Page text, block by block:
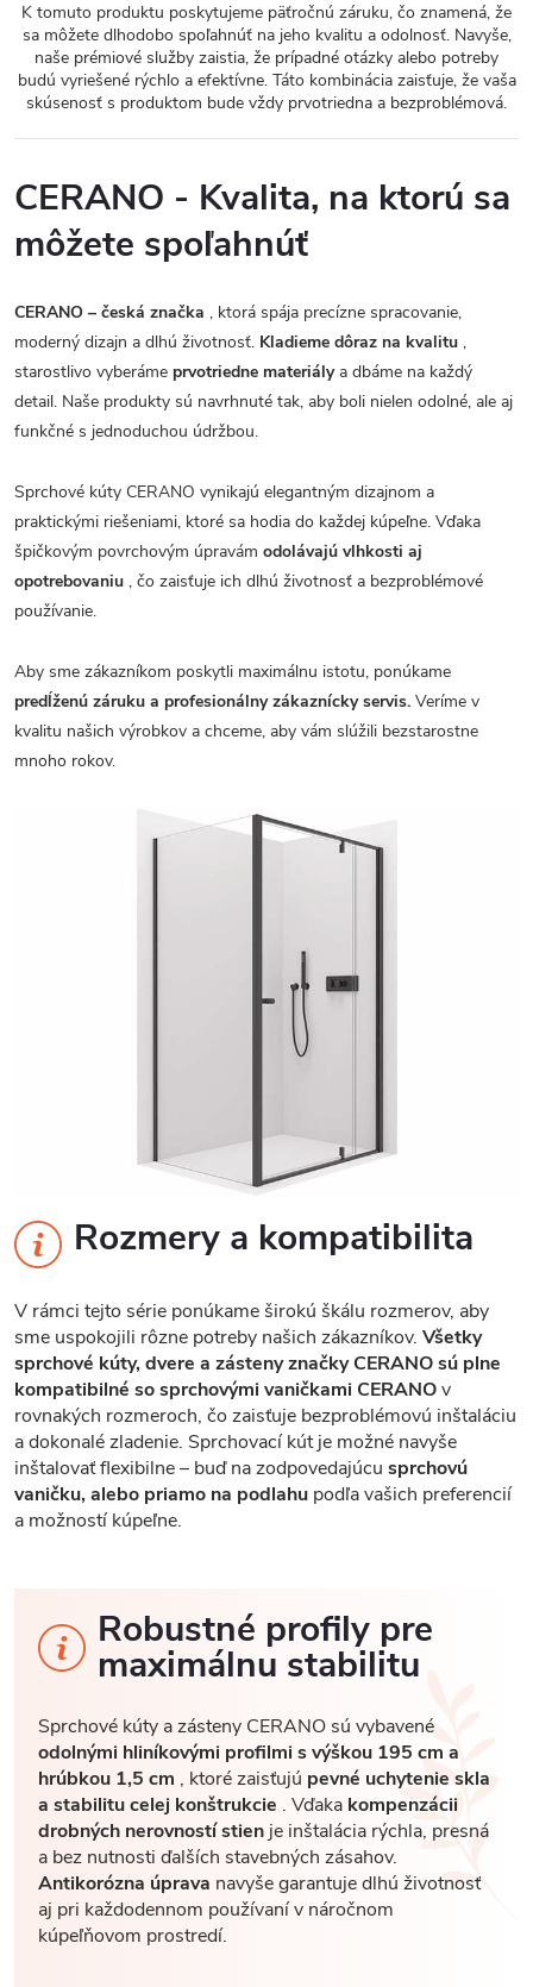
K tomuto produktu poskytujeme päťročnú záruku, čo znamená, že
sa môžete dlhodobo spoľahnúť na jeho kvalitu a odolnosť. Navyše,
naše prémiové služby zaistia, že prípadné otázky alebo potreby
budú vyriešené rýchlo a efektívne. Táto kombinácia zaisťuje, že vaša
skúsenosť s produktom bude vždy prvotriedna a bezproblémová.
CERANO - Kvalita, na ktorú sa
môžete spoľahnúť
CERANO – česká značka , ktorá spája precízne spracovanie,
moderný dizajn a dlhú životnosť. Kladieme dôraz na kvalitu ,
starostlivo vyberáme prvotriedne materiálya dbáme na každý
detail. Naše produkty sú navrhnuté tak, aby boli nielen odolné, ale aj
funkčné s jednoduchou údržbou.
Sprchové kúty CERANO vynikajú elegantným dizajnom a
praktickými riešeniami, ktoré sa hodia do každej kúpeľne. Vďaka
špičkovým povrchovým úpravám odolávajú vlhkosti aj
opotrebovaniu , čo zaisťuje ich dlhú životnosť a bezproblémové
používanie.
Aby sme zákazníkom poskytli maximálnu istotu, ponúkame
predĺženú záruku a profesionálny zákaznícky servis. Veríme v
kvalitu našich výrobkov a chceme, aby vám slúžili bezstarostne
mnoho rokov.
Rozmery a kompatibilita
V rámci tejto série ponúkame širokú škálu rozmerov, aby
sme uspokojili rôzne potreby našich zákazníkov. Všetky
sprchové kúty, dvere a zásteny značky CERANO sú plne
kompatibilné so sprchovými vaničkami CERANOv
rovnakých rozmeroch, čo zaisťuje bezproblémovú inštaláciu
a dokonalé zladenie. Sprchovací kút je možné navyše
inštalovať flexibilne – buď na zodpovedajúcu sprchovú
vaničku, alebo priamo na podlahu podľa vašich preferencií
a možností kúpeľne.
Robustné profily pre
maximálnu stabilitu
Sprchové kúty a zásteny CERANO sú vybavené
odolnými hliníkovými profilmi s výškou 195 cm a
hrúbkou 1,5 cm , ktoré zaisťujú pevné uchytenie skla
a stabilitu celej konštrukcie . Vďaka kompenzácii
drobných nerovností stien je inštalácia rýchla, presná
a bez nutnosti ďalších stavebných zásahov.
Antikorózna úprava navyše garantuje dlhú životnosť
aj pri každodennom používaní v náročnom
kúpeľňovom prostredí.